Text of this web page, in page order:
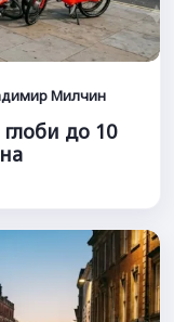
Милчин
до 10